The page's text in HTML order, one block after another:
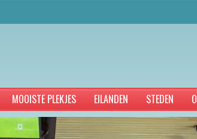
MOOISTE PLEKJES EILANDEN STEDEN